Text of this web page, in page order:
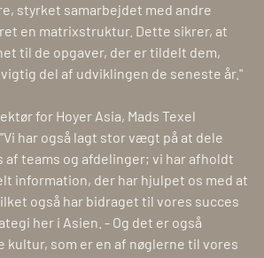
styrket samarbejdet med andre
en matrixstruktur. Dette sikrer, at
til de opgaver, der er tildelt dem,
del af udviklingen de seneste år."
for Hoyer Asia, Mads Texel
har også lagt stor vægt på at dele
teams og afdelinger; vi har afholdt
information, der har hjulpet os med at
også har bidraget til vores succes
her i Asien. - Og det er også
kultur, som er en af nøglerne til vores